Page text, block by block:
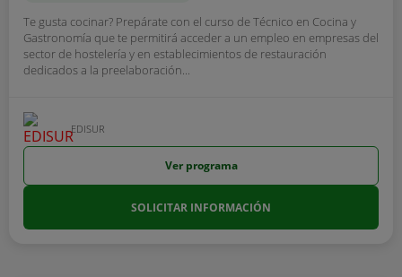
Te gusta cocinar? Prepárate con el curso de Técnico en Cocina y
Gastronomía que te permitirá acceder a un empleo en empresas del
sector de hostelería y en establecimientos de restauración
dedicados a la preelaboración...
EDISUR
Ver programa
SOLICITAR INFORMACIÓN